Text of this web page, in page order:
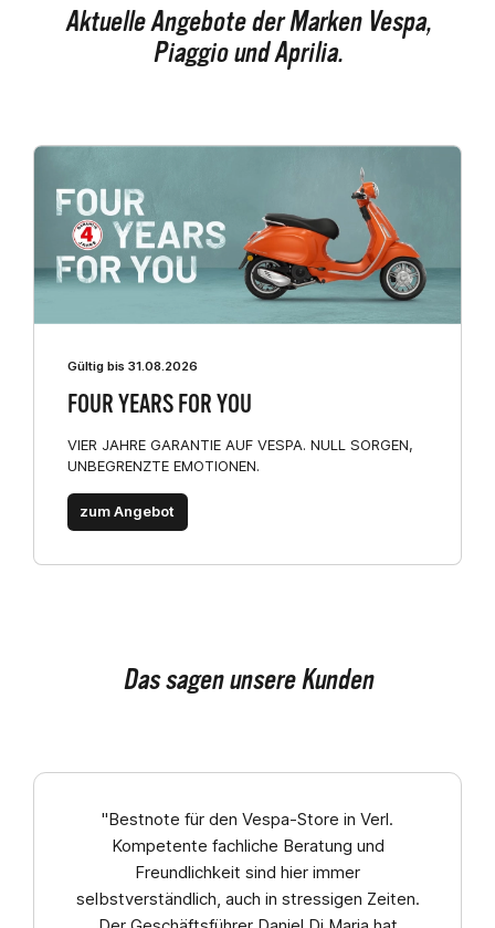
Aktuelle Angebote der Marken Vespa,
Piaggio und Aprilia.
Gültig bis 31.08.2026
FOUR YEARS FOR YOU
VIER JAHRE GARANTIE AUF VESPA. NULL SORGEN,
UNBEGRENZTE EMOTIONEN.
zum Angebot
Das sagen unsere Kunden
"Bestnote für den Vespa-Store in Verl.
Kompetente fachliche Beratung und
Freundlichkeit sind hier immer
selbstverständlich, auch in stressigen Zeiten.